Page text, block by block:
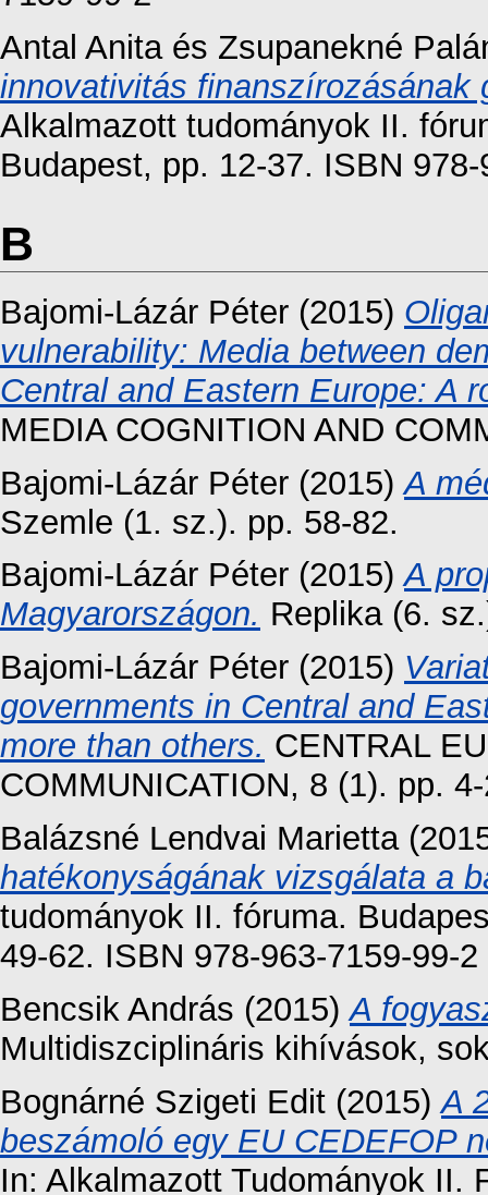
Antal Anitaés Zsupanekné
innovativitás finanszírozásának
Alkalmazott tudományok II.
Budapest, pp. 12-37. ISBN
B
Bajomi-Lázár Péter (2015)
vulnerability: Media between
Central and Eastern Europe: A
MEDIA COGNITION AND
Bajomi-Lázár Péter (2015)A
Szemle (1. sz.). pp. 58-82.
Bajomi-Lázár Péter (2015)A
Magyarországon. Replika (6.
Bajomi-Lázár Péter (2015)
governments in Central and
more than others. CENTRAL
COMMUNICATION, 8 (1). pp.
Balázsné Lendvai Marietta
hatékonyságának vizsgálata a
tudományok II. fóruma.
49-62. ISBN 978-963-7159-99-2
Bencsik András (2015)A
Multidiszciplináris kihívások,
Bognárné Szigeti Edit (2015)A
beszámoló egy EU CEDEFOP
In: Alkalmazott Tudományok II.